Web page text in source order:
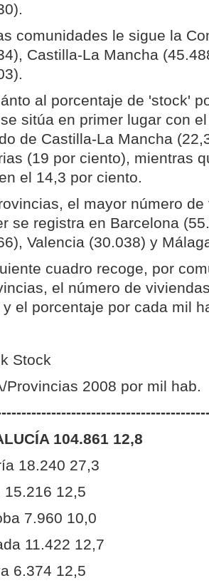
comunidades le sigue la
Castilla-La Mancha
al porcentaje de 'stock'
sitúa en primer lugar con
de Castilla-La Mancha
(19 por ciento), mientras
el 14,3 por ciento.
el mayor número
se registra en Barcelona
Valencia (30.038) y
cuadro recoge, por
el número de
el porcentaje por cada mil
Stock
Provincias 2008 por mil hab.
104.861 12,8
18.240 27,3
15.216 12,5
7.960 10,0
11.422 12,7
6.374 12,5